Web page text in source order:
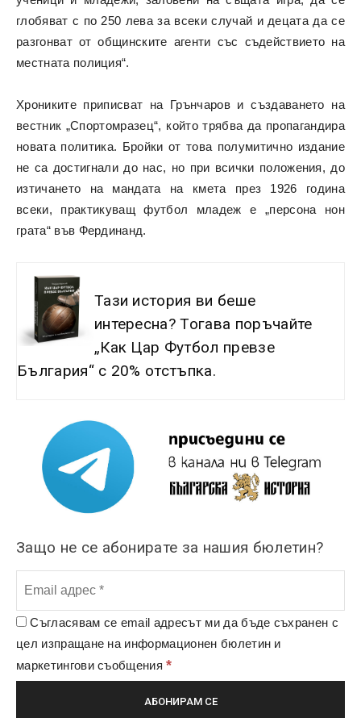
глобяват с по 250 лева за всеки случай и децата да се
разгонват от общинските агенти със съдействието на
местната полиция“.
Хрониките приписват на Грънчаров и създаването на
вестник „Спортомразец“, който трябва да пропагандира
новата политика. Бройки от това полумитично издание
не са достигнали до нас, но при всички положения, до
изтичането на мандата на кмета през 1926 година
всеки, практикуващ футбол младеж е „персона нон
грата“ във Фердинанд.
Тази история ви беше
интересна? Тогава поръчайте
„Как Цар Футбол превзе
България“ с 20% отстъпка.
Защо не се абонирате за нашия бюлетин?
Съгласявам се email адресът ми да бъде съхранен с
цел изпращане на информационен бюлетин и
маркетингови съобщения*